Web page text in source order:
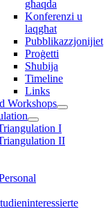
għaqda
Konferenzi u
laqgħat
Pubblikazzjonijiet
Proġetti
Sħubija
Timeline
Links
Workshops
I
II